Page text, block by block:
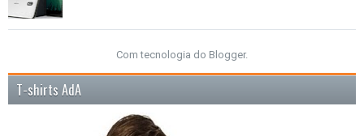
Com tecnologia do Blogger.
T-shirts AdA